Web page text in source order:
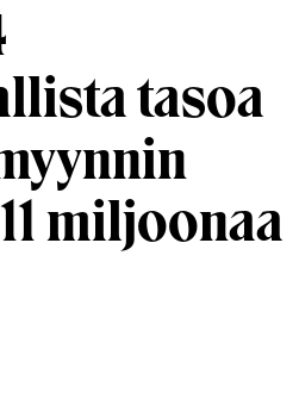
tasoa
miljoonaa